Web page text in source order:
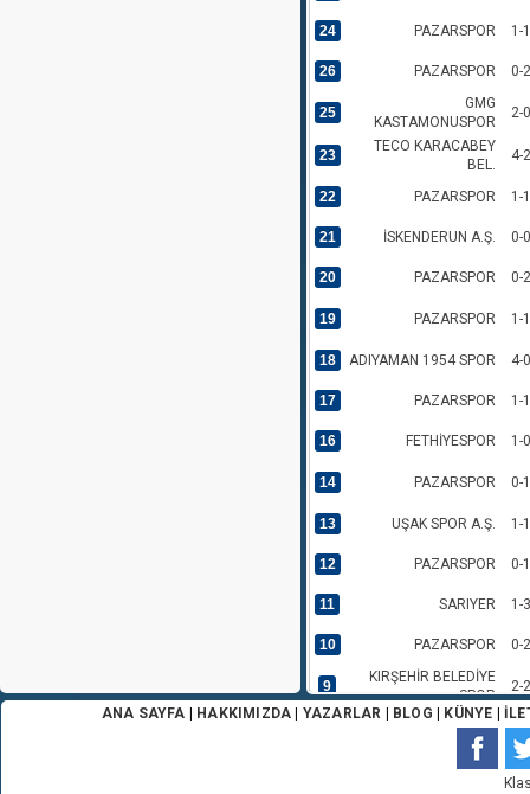
24 PAZARSPOR 1-1
26 PAZARSPOR 0-2
25
GMG
KASTAMONUSPOR
2-0
23
TECO KARACABEY
BEL.
4-2
22 PAZARSPOR 1-1
21 İSKENDERUN A.Ş. 0-0
20 PAZARSPOR 0-2
19 PAZARSPOR 1-1
18 ADIYAMAN 1954 SPOR 4-0
17 PAZARSPOR 1-1
16 FETHİYESPOR 1-0
14 PAZARSPOR 0-1
13 UŞAK SPOR A.Ş. 1-1
12 PAZARSPOR 0-1
11 SARIYER 1-3
10 PAZARSPOR 0-2
9
KIRŞEHİR BELEDİYE
SPOR
2-2
PAZARSPOR 1-3
ANKARA DEMİRSPOR 2-0
ANA SAYFA HAKKIMIZDA YAZARLAR BLOG KÜNYE